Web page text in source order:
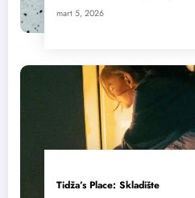
mart 5, 2026
Tidža’s Place: Skladište